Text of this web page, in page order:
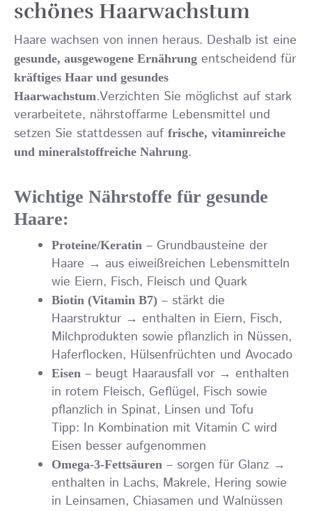
schönes Haarwachstum
Haare wachsen von innen heraus. Deshalb ist eine
gesunde, ausgewogene Ernährung entscheidend für
kräftiges Haar und gesundes
Haarwachstum.Verzichten Sie möglichst auf stark
verarbeitete, nährstoffarme Lebensmittel und
setzen Sie stattdessen auf frische, vitaminreiche
und mineralstoffreiche Nahrung.
Wichtige Nährstoffe für gesunde
Haare:
Proteine/Keratin – Grundbausteine der
Haare → aus eiweißreichen Lebensmitteln
wie Eiern, Fisch, Fleisch und Quark
Biotin (Vitamin B7) – stärkt die
Haarstruktur → enthalten in Eiern, Fisch,
Milchprodukten sowie pflanzlich in Nüssen,
Haferflocken, Hülsenfrüchten und Avocado
Eisen – beugt Haarausfall vor → enthalten
in rotem Fleisch, Geflügel, Fisch sowie
pflanzlich in Spinat, Linsen und Tofu
Tipp: In Kombination mit Vitamin C wird
Eisen besser aufgenommen
Omega-3-Fettsäuren – sorgen für Glanz →
enthalten in Lachs, Makrele, Hering sowie
in Leinsamen, Chiasamen und Walnüssen